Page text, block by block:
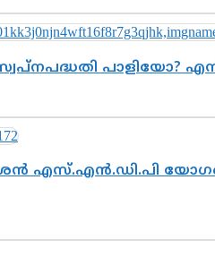
പാളിയോ?
എസ്.എൻ.ഡി.പി